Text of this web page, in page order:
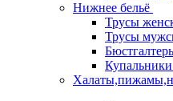
Нижнее бельё
Трусы
Трусы